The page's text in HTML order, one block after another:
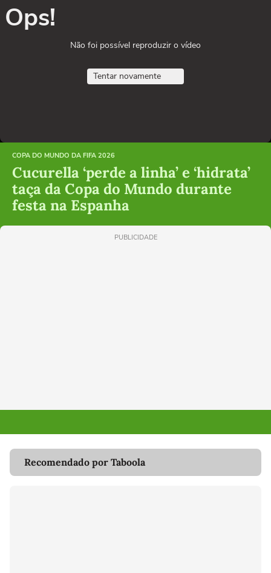
Ops!
Não foi possível reproduzir o vídeo
Tentar novamente
COPA DO MUNDO DA FIFA 2026
Cucurella ‘perde a linha’ e ‘hidrata’
taça da Copa do Mundo durante
festa na Espanha
PUBLICIDADE
Recomendado por Taboola